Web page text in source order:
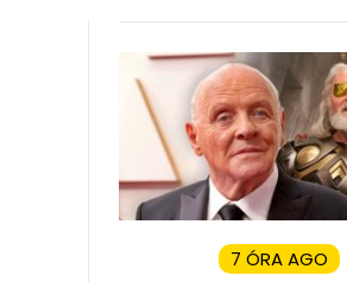
7 ÓRA AGO